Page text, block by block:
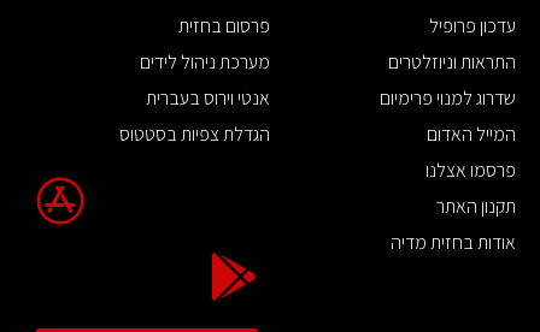
עדכון פרופיל
התראות וניוזלטרים
שדרוג למנוי פרימיום
המייל האדום
פרסמו אצלנו
תקנון האתר
אודות בחזית מדיה
פרסום בחזית
מערכת ניהול לידים
אנטי וירוס בעברית
הגדלת צפיות בסטטוס